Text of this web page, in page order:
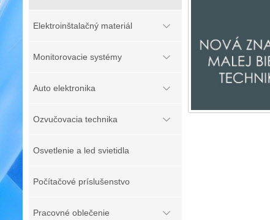
Elektroinštalačný materiál
Monitorovacie systémy
Auto elektronika
Ozvučovacia technika
Osvetlenie a led svietidla
Počítačové príslušenstvo
Pracovné oblečenie